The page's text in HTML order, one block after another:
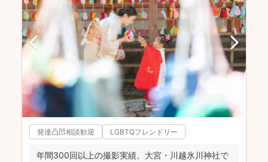
発達凸凹相談歓迎 LGBTQフレンドリー
年間300回以上の撮影実績。大宮・川越氷川神社で